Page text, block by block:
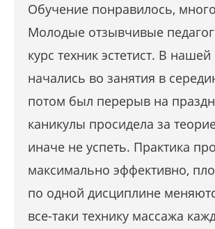
Обучение понравилось,
Молодые отзывчивые
курс техник эстетист. В
начались во занятия в
потом был перерыв на
каникулы просидела за
иначе не успеть. Практика
максимально эффективно,
по одной дисциплине
все-таки технику массажа